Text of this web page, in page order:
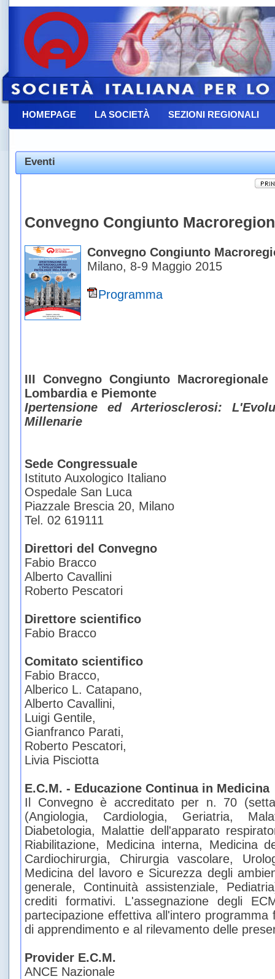
HOMEPAGE LA SOCIETÀ SEZIONI REGIONALI
Eventi
Convegno Congiunto
Convegno Congiunto
Milano, 8-9 Maggio 2015
Programma
III Convegno Congiunto Macroregionale
Lombardia e Piemonte
Ipertensione ed Arteriosclerosi:
Millenarie
Sede Congressuale
Istituto Auxologico Italiano
Ospedale San Luca
Piazzale Brescia 20, Milano
Tel. 02 619111
Direttori del Convegno
Fabio Bracco
Alberto Cavallini
Roberto Pescatori
Direttore scientifico
Fabio Bracco
Comitato scientifico
Fabio Bracco,
Alberico L. Catapano,
Alberto Cavallini,
Luigi Gentile,
Gianfranco Parati,
Roberto Pescatori,
Livia Pisciotta
E.C.M. - Educazione Continua in Medicina
Il Convegno è accreditato per n. 70
(Angiologia, Cardiologia, Geriatria,
Diabetologia, Malattie dell'apparato
Riabilitazione, Medicina interna, Medicina
Cardiochirurgia, Chirurgia vascolare,
Medicina del lavoro e Sicurezza degli
generale, Continuità assistenziale,
crediti formativi. L'assegnazione degli
partecipazione effettiva all'intero programma
di apprendimento e al rilevamento delle
Provider E.C.M.
ANCE Nazionale